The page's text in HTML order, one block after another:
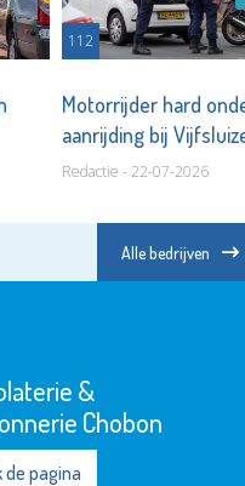
112
Motorrijder hard
aanrijding bij
Redactie - 22-07-2026
Alle bedrijven
&
Chobon
de pagina